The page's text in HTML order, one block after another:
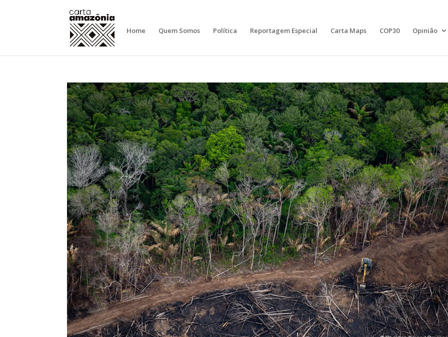
Home Quem Somos Política Reportagem Especial Carta Maps COP30 Opinião